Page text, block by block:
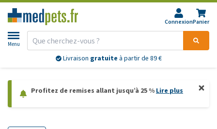
ConnexionPanier
Menu
Livraison gratuite à partir de 89 €
Profitez de remises allant jusqu’à 25 % Lire plus